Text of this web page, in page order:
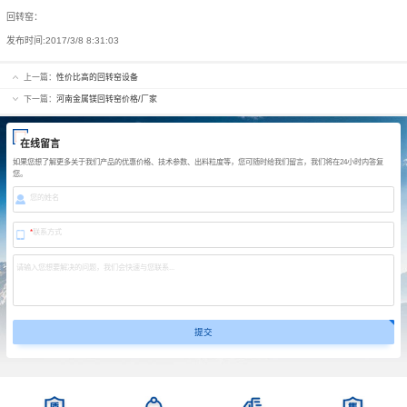
回转窑：
发布时间:2017/3/8 8:31:03
上一篇：性价比高的回转窑设备
下一篇：河南金属镁回转窑价格/厂家
在线留言
如果您想了解更多关于我们产品的优惠价格、技术参数、出料粒度等，您可随时给我们留言，我们将在24小时内答复
您。
您的姓名
*联系方式
请输入您想要解决的问题，我们会快速与您联系...